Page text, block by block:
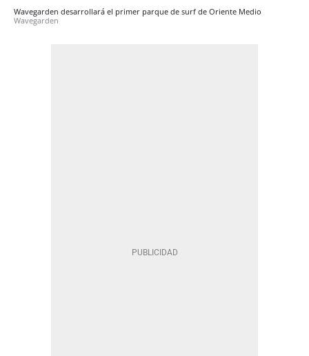
Wavegarden desarrollará el primer parque de surf de Oriente Medio
Wavegarden